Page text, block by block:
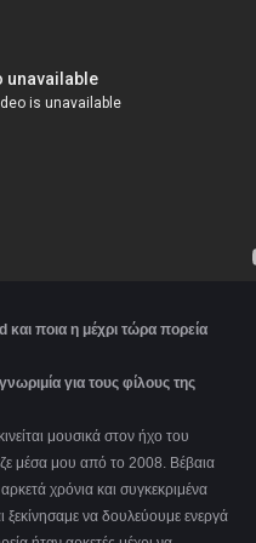
ποια η μέχρι τώρα πορεία
για τους φίλους της
μουσικά στον ήχο του
μέσα μου από το 2008. Βέβαια
χρόνια και συγκεκριμένα
να δουλεύουμε ενεργά